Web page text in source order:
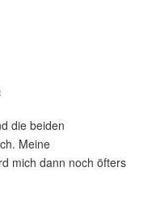
die beiden
Meine
mich dann noch öfters